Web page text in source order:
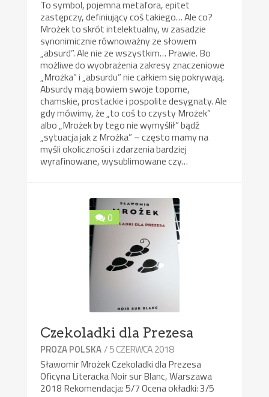
To symbol, pojemna metafora, epitet
zastępczy, definiujący coś takiego… Ale co?
Mrożek to skrót intelektualny, w zasadzie
synonimicznie równoważny ze słowem
„absurd”. Ale nie ze wszystkim… Prawie. Bo
możliwe do wyobrażenia zakresy znaczeniowe
„Mrożka” i „absurdu” nie całkiem się pokrywają.
Absurdy mają bowiem swoje toporne,
chamskie, prostackie i pospolite desygnaty. Ale
gdy mówimy, że „to coś to czysty Mrożek”
albo „Mrożek by tego nie wymyślił” bądź
„sytuacja jak z Mrożka” – często mamy na
myśli okoliczności i zdarzenia bardziej
wyrafinowane, wysublimowane czy…
0
Czekoladki dla Prezesa
PROZA POLSKA/ 5 CZERWCA 2018
Sławomir Mrożek Czekoladki dla Prezesa
Oficyna Literacka Noir sur Blanc, Warszawa
2018 Rekomendacja: 5/7 Ocena okładki: 3/5